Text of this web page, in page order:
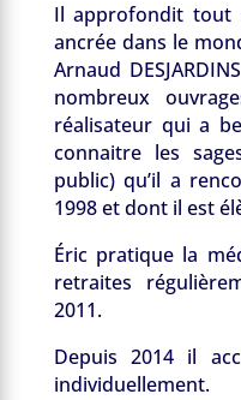
Il approfondit tout
ancrée dans le
Arnaud
nombreux
réalisateur qui a
connaitre les
public) qu’il a
1998 et dont il est
Éric pratique la
retraites
2011.
Depuis 2014 il
individuellement.